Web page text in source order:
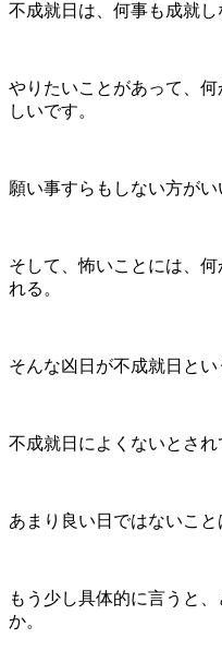
不成就日は、何事も成就し
やりたいことがあって、
しいです。
願い事すらもしない方がい
そして、怖いことには、
れる。
そんな凶日が不成就日とい
不成就日によくないとされ
あまり良い日ではないこと
もう少し具体的に言うと
か。